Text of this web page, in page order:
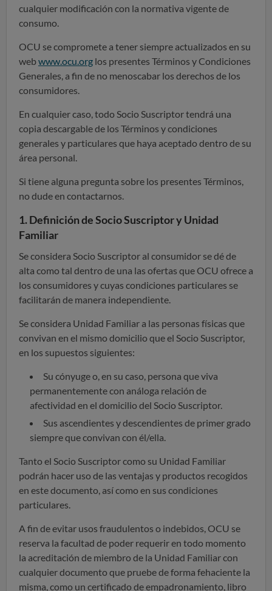
cualquier modificación con la normativa vigente de
consumo.
OCU se compromete a tener siempre actualizados en su
webwww.ocu.org los presentes Términos y Condiciones
Generales, a fin de no menoscabar los derechos de los
consumidores.
En cualquier caso, todo Socio Suscriptor tendrá una
copia descargable de los Términos y condiciones
generales y particulares que haya aceptado dentro de su
área personal.
Si tiene alguna pregunta sobre los presentes Términos,
no dude en contactarnos.
1. Definición de Socio Suscriptor y Unidad
Familiar
Se considera Socio Suscriptor al consumidor se dé de
alta como tal dentro de una las ofertas que OCU ofrece a
los consumidores y cuyas condiciones particulares se
facilitarán de manera independiente.
Se considera Unidad Familiar a las personas físicas que
convivan en el mismo domicilio que el Socio Suscriptor,
en los supuestos siguientes:
Su cónyuge o, en su caso, persona que viva
permanentemente con análoga relación de
afectividad en el domicilio del Socio Suscriptor.
Sus ascendientes y descendientes de primer grado
siempre que convivan con él/ella.
Tanto el Socio Suscriptor como su Unidad Familiar
podrán hacer uso de las ventajas y productos recogidos
en este documento, así como en sus condiciones
particulares.
A fin de evitar usos fraudulentos o indebidos, OCU se
reserva la facultad de poder requerir en todo momento
la acreditación de miembro de la Unidad Familiar con
cualquier documento que pruebe de forma fehaciente la
misma, como un certificado de empadronamiento, libro